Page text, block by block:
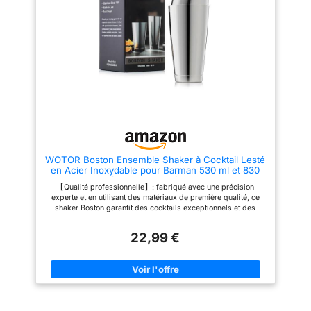
pour fabriquer des boissons à
vodka, scotch, gin, tequila,
rhum, brandy, Apple Martini ou
Long Island Iced Tea et plus
encore. Les shakers à cocktail
sont indispensables pour le bar
de la maison et sont donc
WOTOR Boston Ensemble Shaker à Cocktail Lesté
en Acier Inoxydable pour Barman 530 ml et 830
ml, Shaker à Martini en Métal, Outils de Bar
Professionnels (Argenté)
【Qualité professionnelle】: fabriqué avec une précision
experte et en utilisant des matériaux de première qualité, ce
shaker Boston garantit des cocktails exceptionnels et des
en deux pièces】: conçu avec une construction méticuleuse en
grande boîte de 830 ml et une petite boîte de 530 ml,
permettant un mélange et un secouage précis de vos cocktails,
boissons et spiritueux classiques préférés. 【Anti-fuite et sans
22,99 €